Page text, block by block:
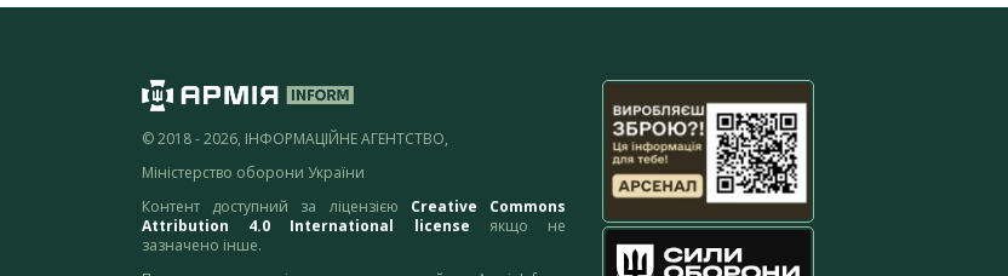
© 2018 - 2026, ІНФОРМАЦІЙНЕ АГЕНТСТВО,
Міністерство оборони України
Контент доступний за ліцензією Creative Commons
Attribution 4.0 International license якщо не
зазначено інше.